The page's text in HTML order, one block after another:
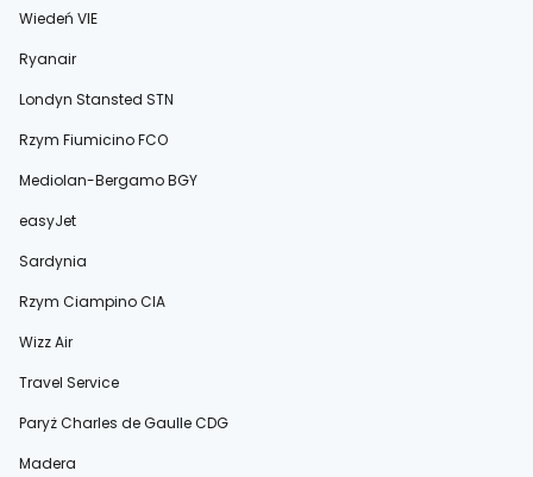
Wiedeń VIE
Ryanair
Londyn Stansted STN
Rzym Fiumicino FCO
Mediolan-Bergamo BGY
easyJet
Sardynia
Rzym Ciampino CIA
Wizz Air
Travel Service
Paryż Charles de Gaulle CDG
Madera